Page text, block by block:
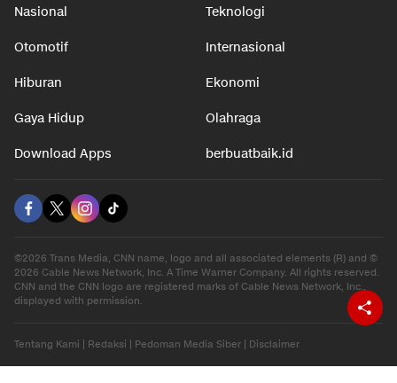
Nasional Teknologi
Otomotif Internasional
Hiburan Ekonomi
Gaya Hidup Olahraga
Download Apps berbuatbaik.id
©2026 Trans Media, CNN name, logo and all associated elements (R) and ©
2026 Cable News Network, Inc. A Time Warner Company. All rights reserved.
CNN and the CNN logo are registered marks of Cable News Network, Inc.,
displayed with permission.
Tentang Kami Redaksi Pedoman Media Siber Disclaimer